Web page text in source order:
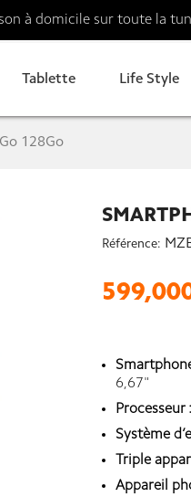
à domicile sur toute la
Tablette Life Style
128Go
Référence:
6,67"
Processeur :
Système
Triple
Appareil